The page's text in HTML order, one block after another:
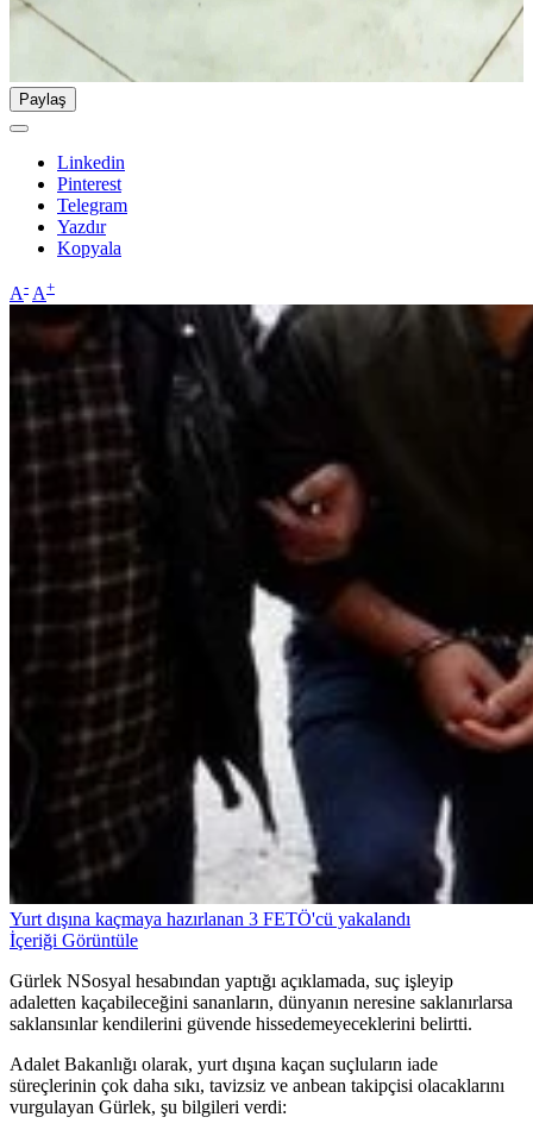
Paylaş
Linkedin
Pinterest
Telegram
Yazdır
Kopyala
A- A+
Yurt dışına kaçmaya hazırlanan 3 FETÖ'cü yakalandı
İçeriği Görüntüle
Gürlek NSosyal hesabından yaptığı açıklamada, suç işleyip
adaletten kaçabileceğini sananların, dünyanın neresine saklanırlarsa
saklansınlar kendilerini güvende hissedemeyeceklerini belirtti.
Adalet Bakanlığı olarak, yurt dışına kaçan suçluların iade
süreçlerinin çok daha sıkı, tavizsiz ve anbean takipçisi olacaklarını
vurgulayan Gürlek, şu bilgileri verdi: